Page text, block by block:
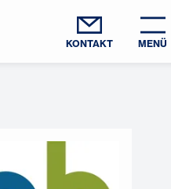
KONTAKT MENÜ